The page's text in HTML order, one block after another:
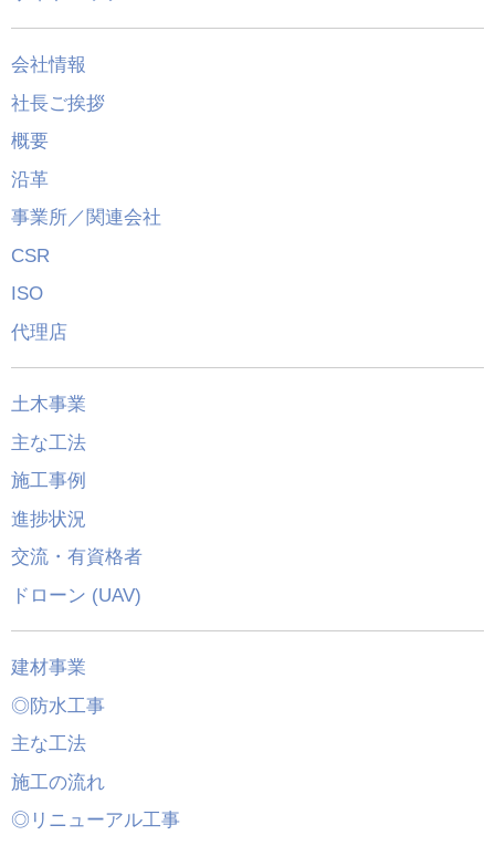
会社情報
社長ご挨拶
概要
沿革
事業所／関連会社
CSR
ISO
代理店
土木事業
主な工法
施工事例
進捗状況
交流・有資格者
ドローン (UAV)
建材事業
◎防水工事
主な工法
施工の流れ
◎リニューアル工事